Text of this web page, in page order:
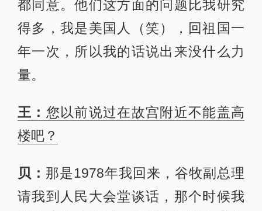
都同意。他们这方面的问题比我研究
得多，我是美国人（笑），回祖国一
年一次，所以我的话说出来没什么力
量。
王： 您以前说过在故宫附近不能盖高
楼吧？
贝： 那是1978年我回来，谷牧副总理
请我到人民大会堂谈话，那个时候我